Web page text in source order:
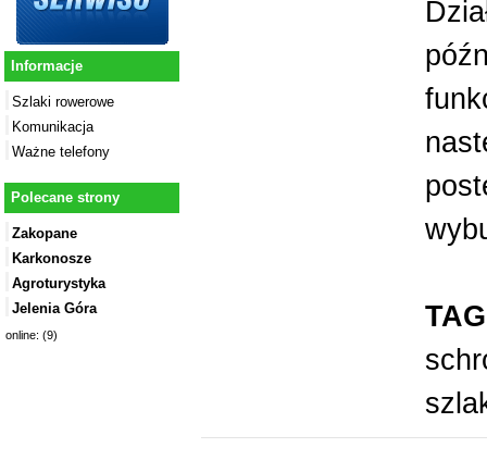
Informacje
Szlaki rowerowe
Komunikacja
Ważne telefony
Polecane strony
Zakopane
Karkonosze
Agroturystyka
Jelenia Góra
online: (9)